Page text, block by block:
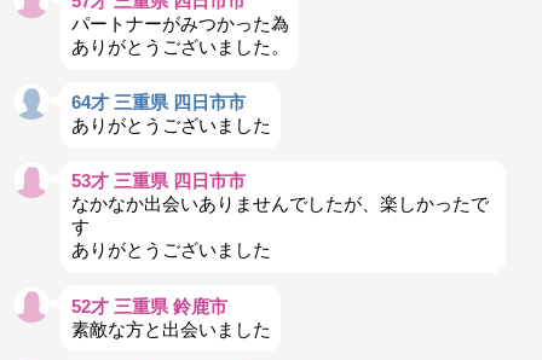
パートナーがみつかった為
ありがとうございました。
64才 三重県 四日市市
ありがとうございました
53才 三重県 四日市市
なかなか出会いありませんでしたが、楽しかったで
す
ありがとうございました
52才 三重県 鈴鹿市
素敵な方と出会いました